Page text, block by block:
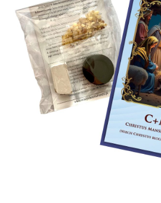
Kontakt
Blog
Moje konto
Koszyk